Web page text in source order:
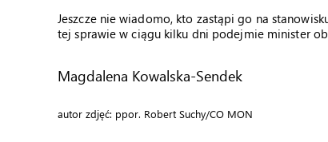
Jeszcze nie wiadomo, kto zastąpi go na
tej sprawie w ciągu kilku dni podejmie minister
Magdalena Kowalska-Sendek
autor zdjęć: ppor. Robert Suchy/CO MON